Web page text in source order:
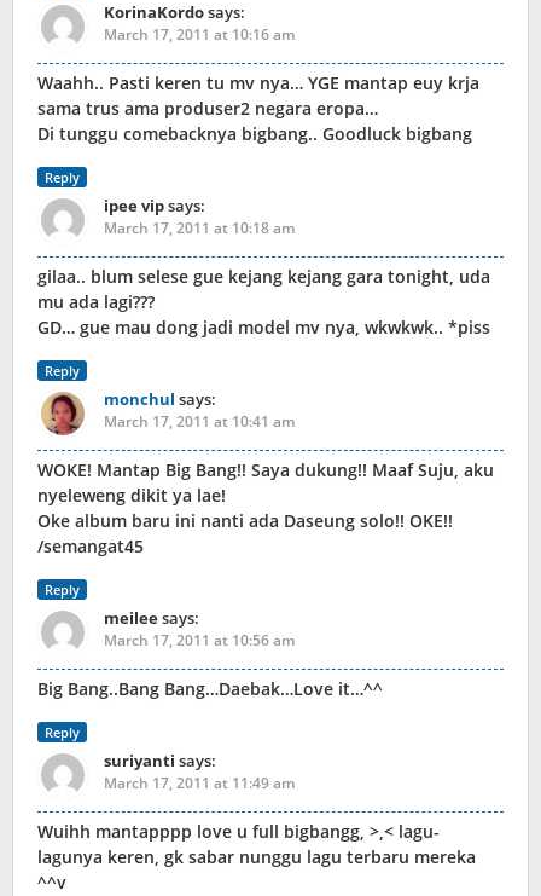
KorinaKordosays:
March 17, 2011 at 10:16 am
Waahh.. Pasti keren tu mv nya… YGE mantap euy krja
sama trus ama produser2 negara eropa…
Di tunggu comebacknya bigbang.. Goodluck bigbang
Reply
ipee vipsays:
March 17, 2011 at 10:18 am
gilaa.. blum selese gue kejang kejang gara tonight, uda
mu ada lagi???
GD… gue mau dong jadi model mv nya, wkwkwk.. *piss
Reply
monchul says:
March 17, 2011 at 10:41 am
WOKE! Mantap Big Bang!! Saya dukung!! Maaf Suju, aku
nyeleweng dikit ya lae!
Oke album baru ini nanti ada Daseung solo!! OKE!!
/semangat45
Reply
meileesays:
March 17, 2011 at 10:56 am
Big Bang..Bang Bang…Daebak…Love it…^^
Reply
suriyanti says:
March 17, 2011 at 11:49 am
Wuihh mantapppp love u full bigbangg, >,< lagu-
lagunya keren, gk sabar nunggu lagu terbaru mereka
^^v